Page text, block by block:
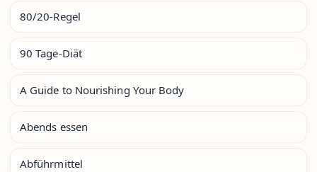
80/20-Regel
90 Tage-Diät
A Guide to Nourishing Your Body
Abends essen
Abführmittel